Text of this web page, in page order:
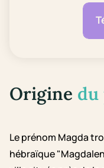
Origine du
Le prénom Magda
hébraïque